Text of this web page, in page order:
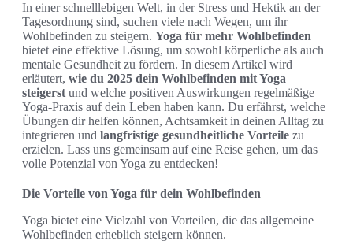
In einer schnelllebigen Welt, in der Stress und Hektik an der
Tagesordnung sind, suchen viele nach Wegen, um ihr
Wohlbefinden zu steigern. Yoga für mehr Wohlbefinden
bietet eine effektive Lösung, um sowohl körperliche als auch
mentale Gesundheit zu fördern. In diesem Artikel wird
erläutert, wie du 2025 dein Wohlbefinden mit Yoga
steigerst und welche positiven Auswirkungen regelmäßige
Yoga-Praxis auf dein Leben haben kann. Du erfährst, welche
Übungen dir helfen können, Achtsamkeit in deinen Alltag zu
integrieren und langfristige gesundheitliche Vorteile zu
erzielen. Lass uns gemeinsam auf eine Reise gehen, um das
volle Potenzial von Yoga zu entdecken!
Die Vorteile von Yoga für dein Wohlbefinden
Yoga bietet eine Vielzahl von Vorteilen, die das allgemeine
Wohlbefinden erheblich steigern können.